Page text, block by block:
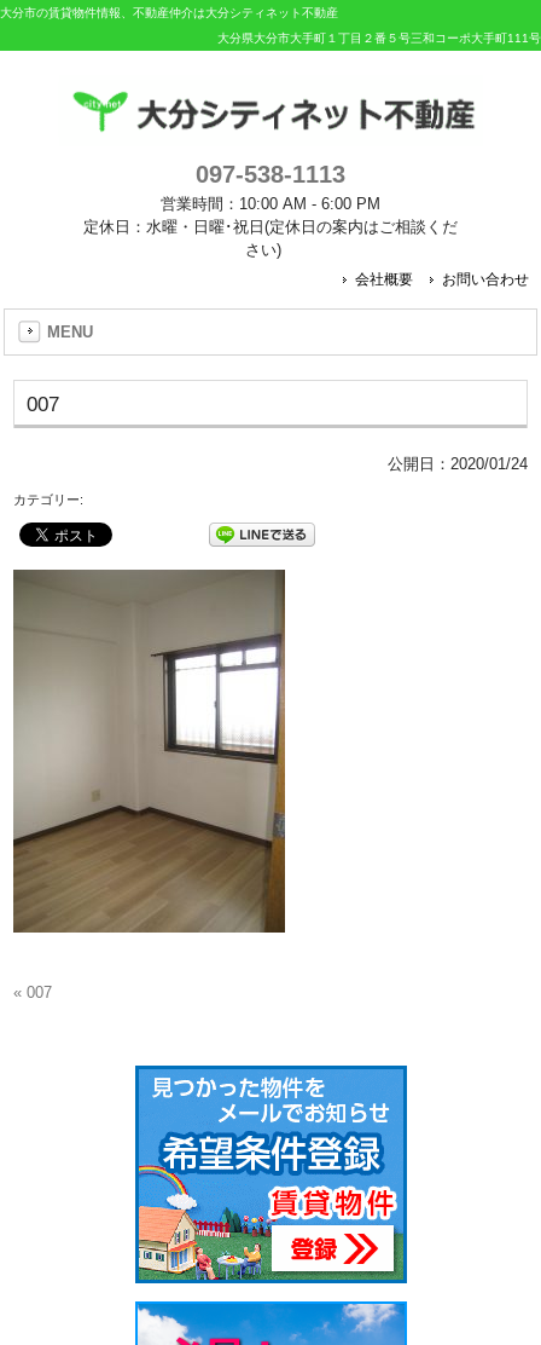
大分市の賃貸物件情報、不動産仲介は大分シティネット不動産
大分県大分市大手町１丁目２番５号三和コーポ大手町111号
097-538-1113
営業時間：10:00 AM - 6:00 PM
定休日：水曜・日曜･祝日(定休日の案内はご相談くだ
さい)
会社概要 お問い合わせ
MENU
007
公開日： 2020/01/24
カテゴリー:
« 007